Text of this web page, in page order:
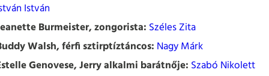
István
Burmeister, zongorista: Széles Zita
Walsh, férfi sztirptíztáncos: Nagy Márk
Genovese, Jerry alkalmi barátnője: Szabó Nikolett